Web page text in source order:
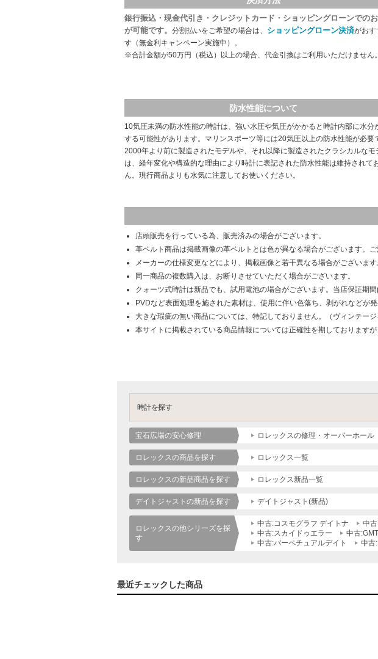
銀行振込・現金代引き・クレジットカード・ショッピングローンでの
が可能です。 分割払いをご希望の場合は、 ショッピングローン決済がおす
す（無金利キャンペーン実施中）。
※合計金額が50万円（税込）以上の場合、代金引換はご利用いただけません。
防水性能について
10気圧未満の防水性能の時計は、強い水圧や気圧がかかると時計内部に水分
する可能性があります。マリンスポーツ等には20気圧以上の防水性能が必要
2000年より前に製造されたモデルや、それ以降に製造されたクラシカルなモ
は、経年変化や構造的な理由により時計に表記された防水性能は維持されて
ん。現行商品よりも水気に注意してお使いください。
店頭販売を行っている為、販売済みの場合がございます。
革ベルト商品は掲載画像の革ベルトとは色が異なる場合がございます。ご
メーカーの仕様変更などにより、掲載画像と若干異なる場合がございま
同一商品の複数購入は、お断りさせていただく場合がございます。
クォーツ式時計は新品でも、試用電池の場合がございます。当店保証期
PVDなど表面処理を施された素材は、使用に伴い色落ち、剥がれなどが
大きな瑕疵の無い商品については、特記しておりません。（ヴィンテージ
本サイトに掲載されている商品情報については正確性を期しておりますが
時計を探す
宝石広場の安心修理 ロレックスの修理・オーバーホール
ロレックスの商品を探す ロレックス一覧
ロレックスの新品商品を探す ロレックス新品一覧
デイトジャストの新品を探す デイトジャスト(新品)
ロレックスの他シリーズを探
す
中古:コスモグラフ デイトナ 中
中古:スカイドゥエラー
中古
中古:パーペチュアルデイト
中古
最近チェックした商品